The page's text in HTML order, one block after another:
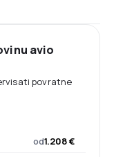
avio
povratne
od1.208 €